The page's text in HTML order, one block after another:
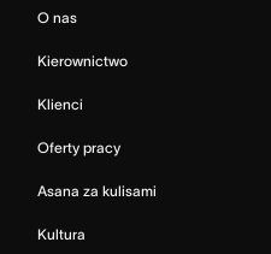
O nas
Kierownictwo
Klienci
Oferty pracy
Asana za kulisami
Kultura